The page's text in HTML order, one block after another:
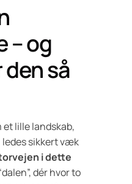
– og
så
et lille landskab,
ledes sikkert væk
i dette
dér hvor to